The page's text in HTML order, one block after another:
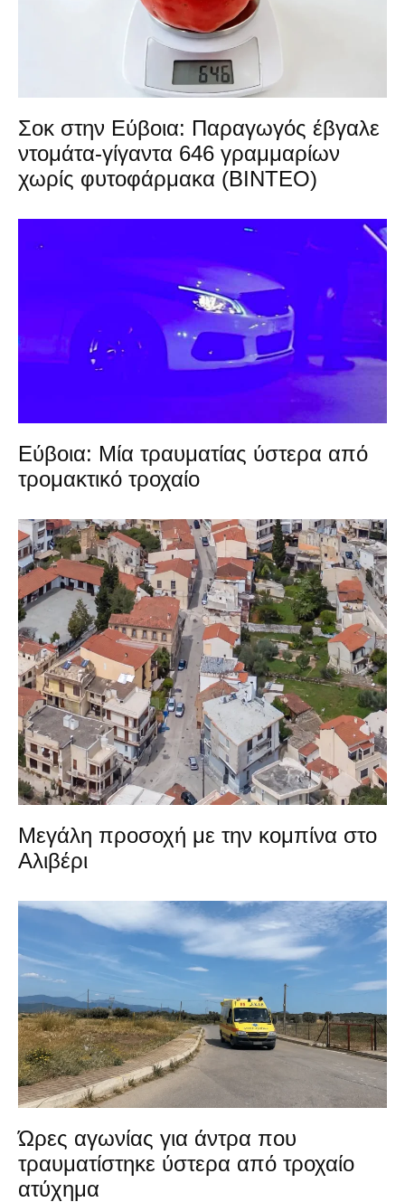
Σοκ στην Εύβοια: Παραγωγός έβγαλε
ντομάτα-γίγαντα 646 γραμμαρίων
χωρίς φυτοφάρμακα (ΒΙΝΤΕΟ)
Εύβοια: Μία τραυματίας ύστερα από
τρομακτικό τροχαίο
Μεγάλη προσοχή με την κομπίνα στο
Αλιβέρι
Ώρες αγωνίας για άντρα που
τραυματίστηκε ύστερα από τροχαίο
ατύχημα